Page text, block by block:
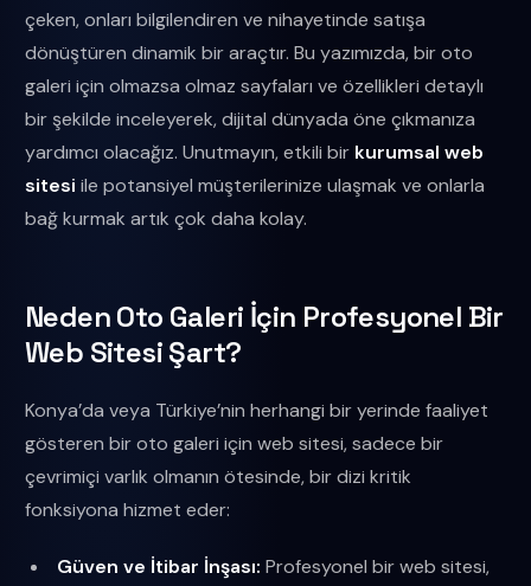
çeken, onları bilgilendiren ve nihayetinde satışa
dönüştüren dinamik bir araçtır. Bu yazımızda, bir oto
galeri için olmazsa olmaz sayfaları ve özellikleri detaylı
bir şekilde inceleyerek, dijital dünyada öne çıkmanıza
yardımcı olacağız. Unutmayın, etkili bir kurumsal web
sitesi ile potansiyel müşterilerinize ulaşmak ve onlarla
bağ kurmak artık çok daha kolay.
Neden Oto Galeri İçin Profesyonel Bir
Web Sitesi Şart?
Konya’da veya Türkiye’nin herhangi bir yerinde faaliyet
gösteren bir oto galeri için web sitesi, sadece bir
çevrimiçi varlık olmanın ötesinde, bir dizi kritik
fonksiyona hizmet eder:
Güven ve İtibar İnşası: Profesyonel bir web sitesi,